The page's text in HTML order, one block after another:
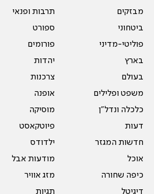
מבזקים
ביטחוני
פוליטי-מדיני
בארץ
בעולם
משפט ופלילים
כלכלה ונדל"ן
דעות
חדשות המגזר
אוכל
כיפה שחורה
דיגיטל
תרבות ופנאי
ספורט
פורומים
יהדות
צרכנות
אופנה
מוסיקה
פיוטקאסט
ילדודס
מודעות אבל
מזג אוויר
תגיות